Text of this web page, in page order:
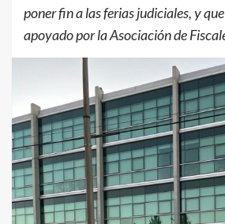
poner fin a las ferias judiciales, y
apoyado por la Asociación de